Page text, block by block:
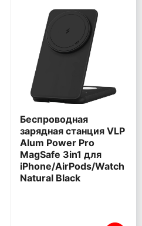
Беспроводная
зарядная станция VLP
Alum Power Pro
MagSafe 3in1 для
iPhone/AirPods/Watch
Natural Black